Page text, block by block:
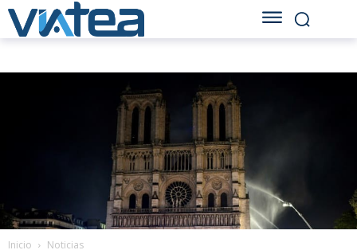
Inicio Noticias